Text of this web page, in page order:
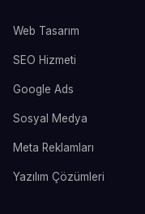
Web Tasarım
SEO Hizmeti
Google Ads
Sosyal Medya
Meta Reklamları
Yazılım Çözümleri